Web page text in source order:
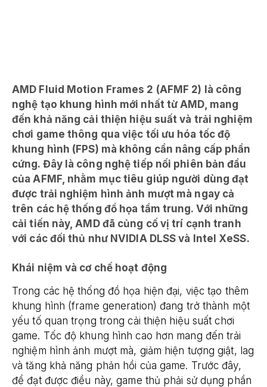
AMD Fluid Motion Frames 2 (AFMF 2) là công
nghệ tạo khung hình mới nhất từ AMD, mang
đến khả năng cải thiện hiệu suất và trải nghiệm
chơi game thông qua việc tối ưu hóa tốc độ
khung hình (FPS) mà không cần nâng cấp phần
cứng. Đây là công nghệ tiếp nối phiên bản đầu
của AFMF, nhằm mục tiêu giúp người dùng đạt
được trải nghiệm hình ảnh mượt mà ngay cả
trên các hệ thống đồ họa tầm trung. Với những
cải tiến này, AMD đã củng cố vị trí cạnh tranh
với các đối thủ như NVIDIA DLSS và Intel XeSS.
Khái niệm và cơ chế hoạt động
Trong các hệ thống đồ họa hiện đại, việc tạo thêm
khung hình (frame generation) đang trở thành một
yếu tố quan trọng trong cải thiện hiệu suất chơi
game. Tốc độ khung hình cao hơn mang đến trải
nghiệm hình ảnh mượt mà, giảm hiện tượng giật, lag
và tăng khả năng phản hồi của game. Trước đây,
để đạt được điều này, game thủ phải sử dụng phần